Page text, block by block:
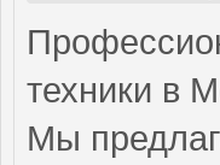
техники в
Мы